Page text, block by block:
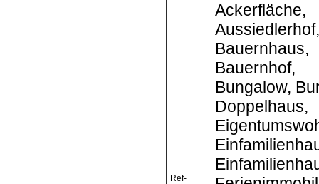
Ref-
Ackerfläche,
Aussiedlerhof,
Bauernhaus,
Bauernhof,
Bungalow,
Doppelhaus,